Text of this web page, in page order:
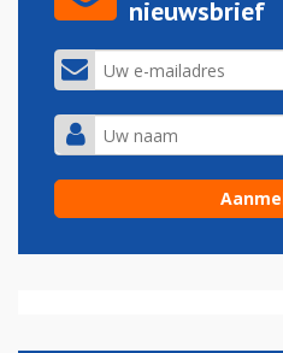
nieuwsbrief